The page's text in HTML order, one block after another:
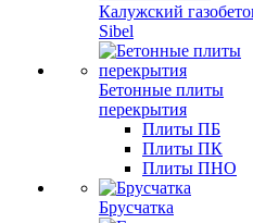
Калужский
Sibel
Бетонные плиты
перекрытия
Плиты ПБ
Плиты ПК
Плиты ПНО
Брусчатка